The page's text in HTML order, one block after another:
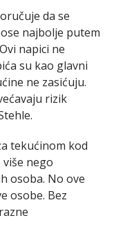
da se
najbolje putem
napici ne
su kao glavni
ne zasićuju.
rizik
tekućinom kod
nego
osoba. No ove
osobe. Bez